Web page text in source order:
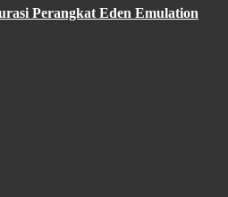
Perangkat Eden Emulation